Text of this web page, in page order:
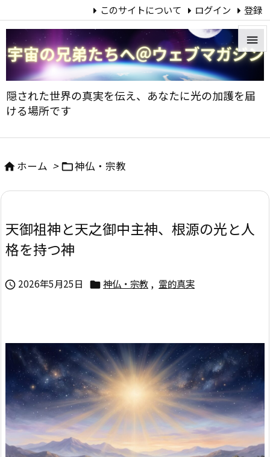
隠された世界の真実を伝え、あなたに光の加護を届
ける場所です


メニ


次へ
検索
このサイトについて ログイン 登録
ホーム > 神仏・宗教
天御祖神と天之御中主神、根源の光と人
格を持つ神
 2026年5月25日  神仏・宗教 , 霊的真実